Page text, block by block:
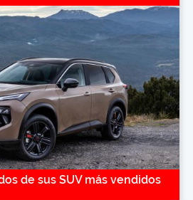
de sus SUV más vendidos